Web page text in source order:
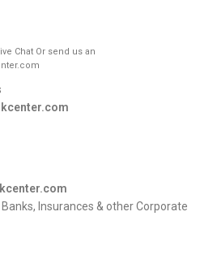
Chat Or send us an
Insurances & other Corporate